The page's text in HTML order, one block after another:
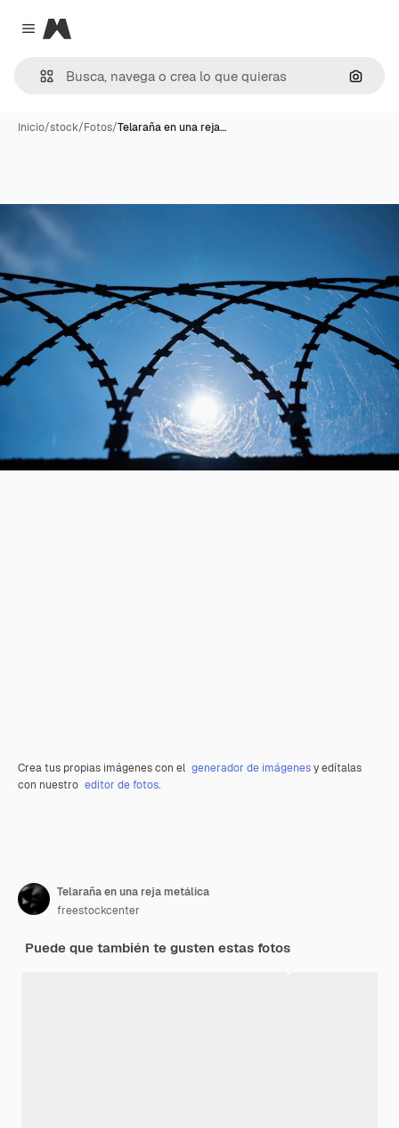
Close menu
Magnific
Inicio/stock/Fotos/Telaraña en una reja…
Crea tus propias imágenes con el generador de imágenesy edítalas
con nuestro editor de fotos.
Telaraña en una reja metálica
freestockcenter
Puede que también te gusten estas fotos